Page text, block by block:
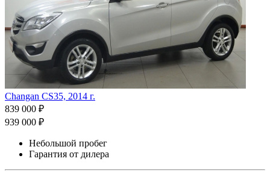
Changan CS35, 2014 г.
839 000 ₽
939 000 ₽
Небольшой пробег
Гарантия от дилера